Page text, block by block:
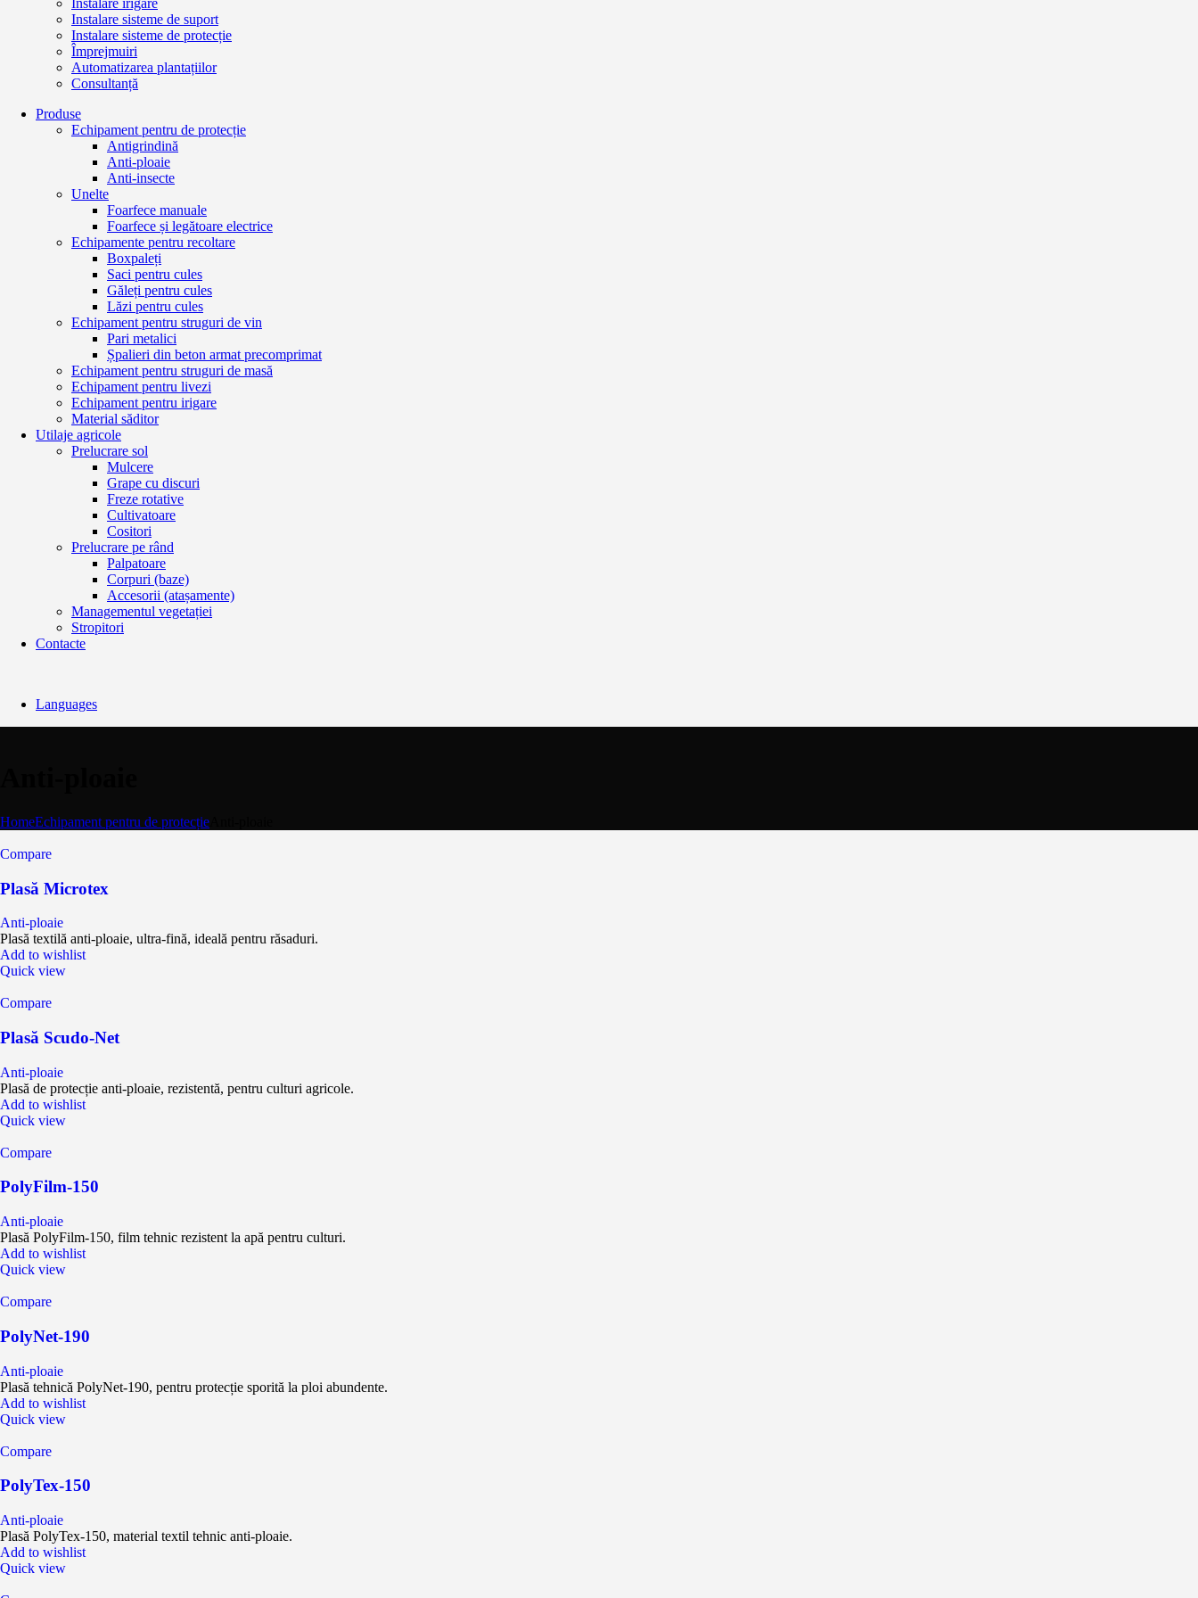
Instalare irigare
Instalare sisteme de suport
Instalare sisteme de protecție
Împrejmuiri
Automatizarea plantațiilor
Consultanță
Produse
Echipament pentru de protecție
Antigrindină
Anti-ploaie
Anti-insecte
Unelte
Foarfece manuale
Foarfece și legătoare electrice
Echipamente pentru recoltare
Boxpaleți
Saci pentru cules
Găleți pentru cules
Lăzi pentru cules
Echipament pentru struguri de vin
Pari metalici
Șpalieri din beton armat precomprimat
Echipament pentru struguri de masă
Echipament pentru livezi
Echipament pentru irigare
Material săditor
Utilaje agricole
Prelucrare sol
Mulcere
Grape cu discuri
Freze rotative
Cultivatoare
Cositori
Prelucrare pe rând
Palpatoare
Corpuri (baze)
Accesorii (atașamente)
Managementul vegetației
Stropitori
Contacte
Languages
HomeEchipament pentru de protecție
Compare
Plasă Microtex
Anti-ploaie
Plasă textilă anti-ploaie, ultra-fină, ideală pentru răsaduri.
Add to wishlist
Quick view
Compare
Plasă Scudo-Net
Anti-ploaie
Plasă de protecție anti-ploaie, rezistentă, pentru culturi agricole.
Add to wishlist
Quick view
Compare
PolyFilm-150
Anti-ploaie
Plasă PolyFilm-150, film tehnic rezistent la apă pentru culturi.
Add to wishlist
Quick view
Compare
PolyNet-190
Anti-ploaie
Plasă tehnică PolyNet-190, pentru protecție sporită la ploi abundente.
Add to wishlist
Quick view
Compare
PolyTex-150
Anti-ploaie
Plasă PolyTex-150, material textil tehnic anti-ploaie.
Add to wishlist
Quick view